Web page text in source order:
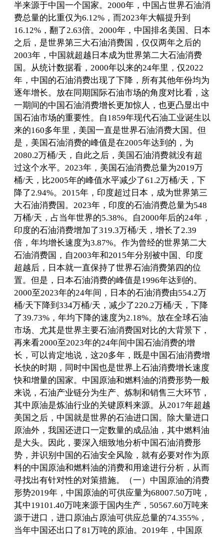
半来源于中国一个国家。2000年，中国占世界石油消
费总量的比重仅为6.12%，而2023年大幅提升到
16.12%，翻了2.63倍。2000年，中国排名美国、日本
之后，是世界第三大石油消费国，仅仅两年之后的
2003年，中国就超越日本成为世界第二大石油消费
国。从统计数据看，2000年以来的24年里，仅2022
年，中国的石油消费出现了下降，所有其他年份均为
逐年增长。放在同期国际石油市场的角度对比看，这
一期间的中国石油消费增长更加惊人，也更凸显出中
国石油市场的重要性。自1859年现代石油工业诞生以
来的160多年里，美国一直是世界石油消费大国。但
是，美国石油消费的峰值是在2005年达到的，为
2080.2万桶/天，自此之后，美国石油消费就没有超
过这个水平。2023年，美国石油消费总量为2019万
桶/天，比2005年的峰值水平减少了61.2万桶/天，下
降了2.94%。2015年，印度超过日本，成为世界第三
大石油消费国。2023年，印度的石油消费总量为548
万桶/天，占当年世界的5.38%。自2000年后的24年，
印度的石油消费增加了319.3万桶/天，增长了2.39
倍，年均增长速度为3.87%。作为曾经的世界第二大
石油消费国，自2003年和2015年分别被中国、印度
超越后，日本就一直保持了世界石油消费第四的位
置。但是，日本石油消费的峰值是1996年达到的。
2000至2023年的24年间，日本的石油消费由554.2万
桶/天下降到334万桶/天，减少了220.2万桶/天，下降
了39.73%，年均下降的速度为2.18%。放在全球石油
市场、尤其是世界主要石油消费国对比的大背景下，
再来看2000至2023年的24年间中国石油消费的增
长，可以肯定地说，这20多年，既是中国石油消费增
长快的时期，同时中国也是世界上石油消费增长速度
快和增量的国家。中国原油和燃料油的消费形势一般
来说，石油产业链分为生产、炼制和销售三大环节，
其中原油是炼油行业的关键原料来源。从2017年超越
美国之后，中国就是世界的石油进口国。除大量进口
原油外，我国还进口一定数量的成品油，其中燃料油
是大头。因此，要深入细致地分析中国石油消费形
势，并识别中国的石油安全风险，就有必要对作为原
料的中国原油和燃料油的消费和用途进行分析，从而
寻找出有针对性的对策措施。（一）中国原油的消费
形势2019年，中国原油的可供应量为68007.50万吨，
其中19101.40万吨来源于国内生产，50567.60万吨来
源于进口，进口原油占原油可供应总量的74.355%，
当年中国还出口了81万吨的原油。2019年，中国原